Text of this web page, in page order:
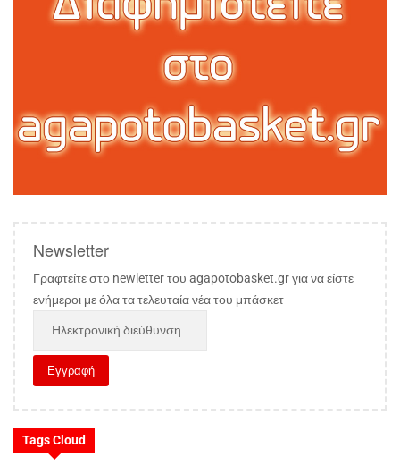
Newsletter
Γραφτείτε στο newletter του agapotobasket.gr για να είστε
ενήμεροι με όλα τα τελευταία νέα του μπάσκετ
Tags Cloud